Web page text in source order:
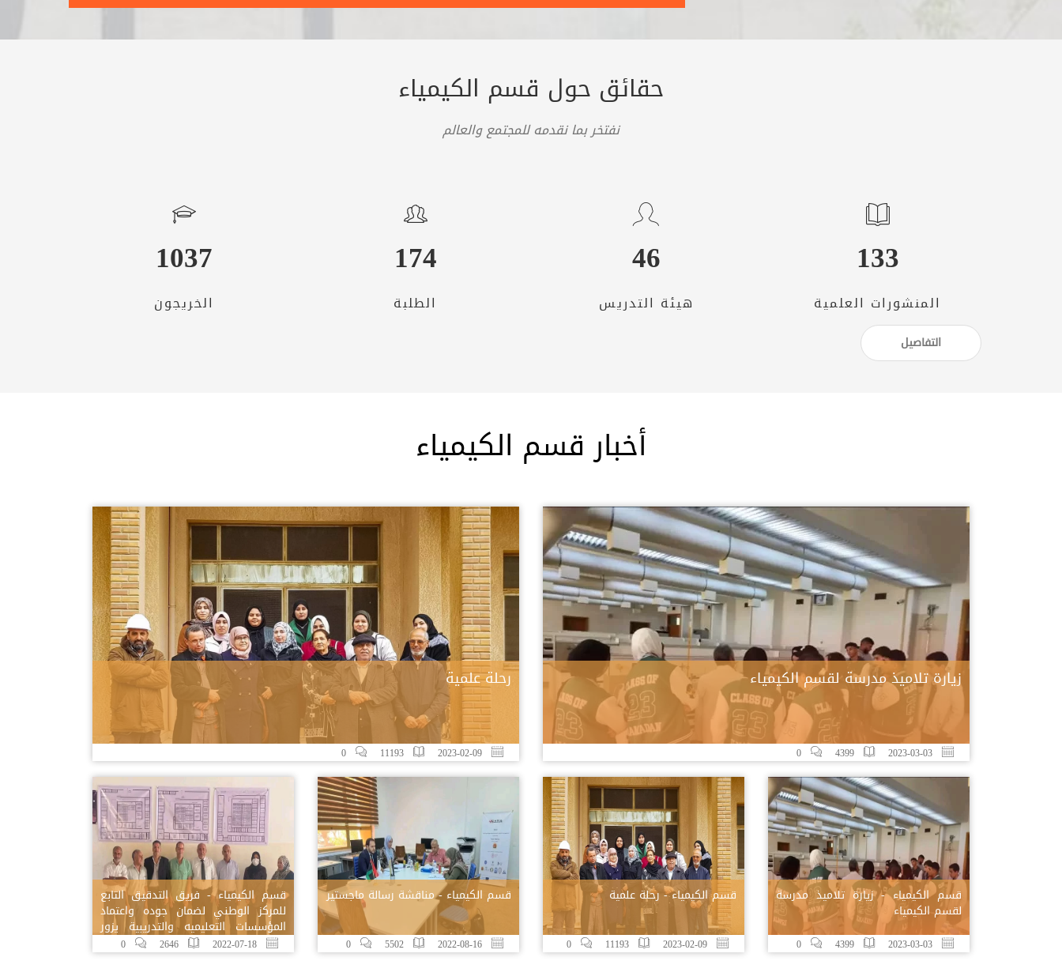
حقائق حول قسم الكيمياء
نفتخر بما نقدمه للمجتمع والعالم
133
المنشورات العلمية
46
هيئة التدريس
174
الطلبة
1037
الخريجون
التفاصيل
أخبار قسم الكيمياء
زيارة تلاميذ مدرسة لقسم الكيمياء رحلة علمية
قسم الكيمياء - زيارة تلاميذ مدرسة
لقسم الكيمياء
قسم الكيمياء - رحلة علمية قسم الكيمياء - مناقشة رسالة ماجستير قسم الكيمياء - فريق التدقيق التابع
للمركز الوطني لضمان جوده واعتماد
المؤسسات التعليميه والتدريبية يزور
قسم الكيمياء